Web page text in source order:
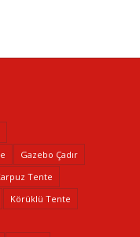
Gazebo Çadır
Tente
Körüklü Tente